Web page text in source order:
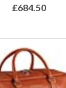
£684.50